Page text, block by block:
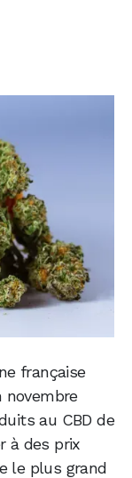
française
novembre
au CBD de
à des prix
le plus grand